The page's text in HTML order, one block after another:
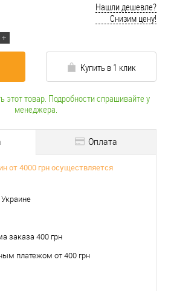
Нашли дешевле?
Снизим цену!
Купить в 1 клик
этот товар. Подробности спрашивайте у
менеджера.
Оплата
от 4000 грн осуществляется
заказа 400 грн
платежом от 400 грн